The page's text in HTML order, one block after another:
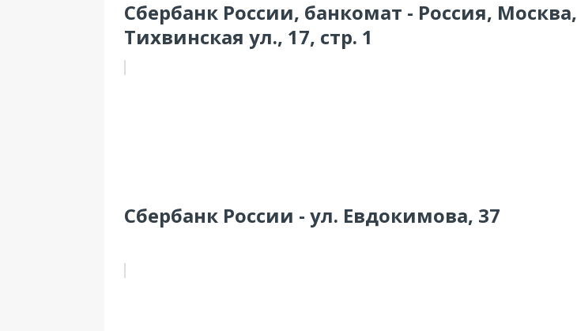
Сбербанк России, банкомат - Россия, Москва,
Тихвинская ул., 17, стр. 1
Сбербанк России - ул. Евдокимова, 37